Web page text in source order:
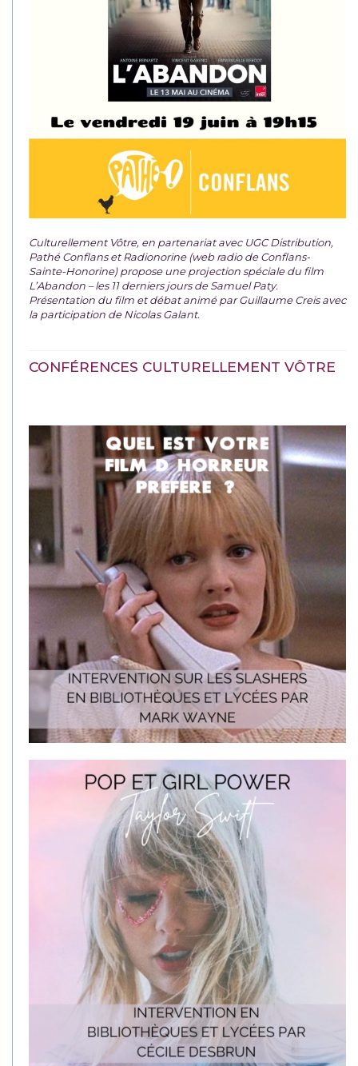
Culturellement Vôtre, en partenariat avec UGC Distribution,
Pathé Conflans et Radionorine (web radio de Conflans-
Sainte-Honorine) propose une projection spéciale du film
L’Abandon – les 11 derniers jours de Samuel Paty.
Présentation du film et débat animé par Guillaume Creis avec
la participation de Nicolas Galant.
CONFÉRENCES CULTURELLEMENT VÔTRE